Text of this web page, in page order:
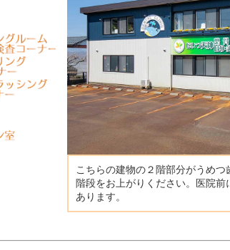
こちらの建物の２階部分がうめ
階段をお上がりください。医院
あります。